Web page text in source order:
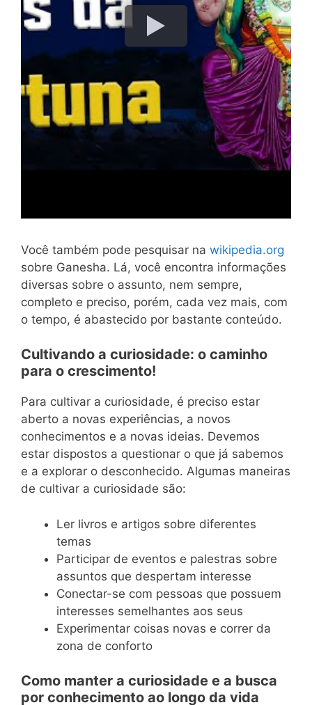
Você também pode pesquisar na wikipedia.org
sobre Ganesha. Lá, você encontra informações
diversas sobre o assunto, nem sempre,
completo e preciso, porém, cada vez mais, com
o tempo, é abastecido por bastante conteúdo.
Cultivando a curiosidade: o caminho
para o crescimento!
Para cultivar a curiosidade, é preciso estar
aberto a novas experiências, a novos
conhecimentos e a novas ideias. Devemos
estar dispostos a questionar o que já sabemos
e a explorar o desconhecido. Algumas maneiras
de cultivar a curiosidade são:
Ler livros e artigos sobre diferentes
temas
Participar de eventos e palestras sobre
assuntos que despertam interesse
Conectar-se com pessoas que possuem
interesses semelhantes aos seus
Experimentar coisas novas e correr da
zona de conforto
Como manter a curiosidade e a busca
por conhecimento ao longo da vida